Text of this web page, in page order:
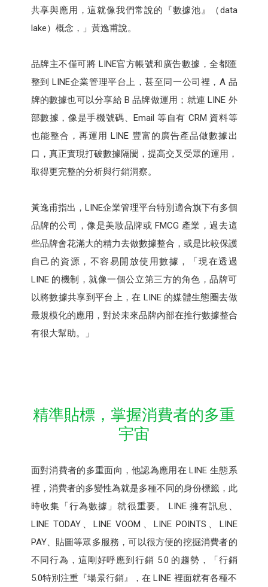
共享與應用，這就像我們常說的『數據池』（data
lake）概念，」黃逸甫說。
品牌主不僅可將 LINE官方帳號和廣告數據，全都匯
整到 LINE企業管理平台上，甚至同一公司裡，A 品
牌的數據也可以分享給 B 品牌做運用；就連 LINE 外
部數據，像是手機號碼、Email 等自有 CRM 資料等
也能整合，再運用 LINE 豐富的廣告產品做數據出
口，真正實現打破數據隔閡，提高交叉受眾的運用，
取得更完整的分析與行銷洞察。
黃逸甫指出，LINE企業管理平台特別適合旗下有多個
品牌的公司，像是美妝品牌或 FMCG 產業，過去這
些品牌會花滿大的精力去做數據整合，或是比較保護
自己的資源，不容易開放使用數據，「現在透過
LINE 的機制，就像一個公立第三方的角色，品牌可
以將數據共享到平台上，在 LINE 的媒體生態圈去做
最規模化的應用，對於未來品牌內部在推行數據整合
有很大幫助。」
精準貼標，掌握消費者的多重
宇宙
面對消費者的多重面向，他認為應用在 LINE 生態系
裡，消費者的多變性為就是多種不同的身份標籤，此
時收集「行為數據」就很重要。 LINE 擁有訊息、
LINE TODAY、LINE VOOM、LINE POINTS、LINE
PAY、貼圖等眾多服務，可以很方便的挖掘消費者的
不同行為，這剛好呼應到行銷 5.0 的趨勢，「行銷
5.0特別注重『場景行銷』，在 LINE 裡面就有各種不